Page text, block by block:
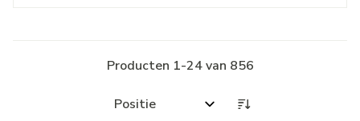
Producten 1-24van 856
Sorteer op: